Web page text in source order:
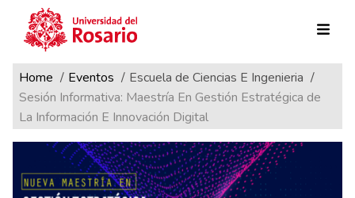
Pasar al contenido principal
Ruta de navegación
Home Eventos
Escuela de Ciencias E Ingenieria
Sesión Informativa: Maestría En Gestión Estratégica de
La Información E Innovación Digital